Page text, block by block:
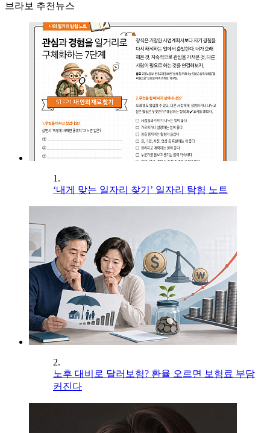
브라보 추천뉴스
1.
‘내게 맞는 일자리 찾기’ 일자리 탐험 노트
2.
노후 대비로 달러보험? 환율 오르면 보험료 부담
커진다